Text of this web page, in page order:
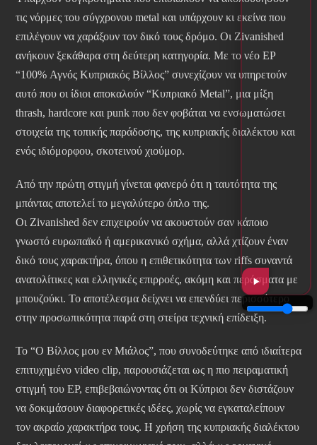
τις νόρμες του σύγχρονου metal και υπάρχουν κι εκείνα που
επιλέγουν να χαράξουν τον δικό τους δρόμο. Οι Zivanished
ανήκουν ξεκάθαρα στη δεύτερη κατηγορία. Με το νέο EP
“100% Αγνός Κυπριακός Βίλλος” συνεχίζουν να υπηρετούν
αυτό που οι ίδιοι αποκαλούν “Κυπριακό Metal”, μια μίξη
thrash, hardcore και punk που δεν φοβάται να ενσωματώσει
στοιχεία της τοπικής παράδοσης, της κυπριακής διαλέκτου και
ενός ιδιόμορφου, σκοτεινού χιούμορ.
Από την πρώτη στιγμή γίνεται φανερό ότι η ταυτότητα της
μπάντας αποτελεί το μεγαλύτερο όπλο της.
Οι Zivanished δεν επιχειρούν να ακουστούν σαν κάποιο
γνωστό ευρωπαϊκό ή αμερικανικό σχήμα, αλλά χτίζουν έναν
δικό τους χαρακτήρα, όπου η επιθετικότητα των riffs συναντά
ανατολίτικες και ελληνικές επιρροές, ακόμη και περάσματα με
μπουζούκι. Το αποτέλεσμα δείχνει να επενδύει περισσότερο
στην προσωπικότητα παρά στη στείρα τεχνική επίδειξη.
Το “Ο Βίλλος μου εν Μιάλος”, που συνοδεύτηκε από ιδιαίτερα
επιτυχημένο video clip, παρουσιάζεται ως η πιο πειραματική
στιγμή του EP, επιβεβαιώνοντας ότι οι Κύπριοι δεν διστάζουν
να δοκιμάσουν διαφορετικές ιδέες, χωρίς να εγκαταλείπουν
τον ακραίο χαρακτήρα τους. Η χρήση της κυπριακής διαλέκτου